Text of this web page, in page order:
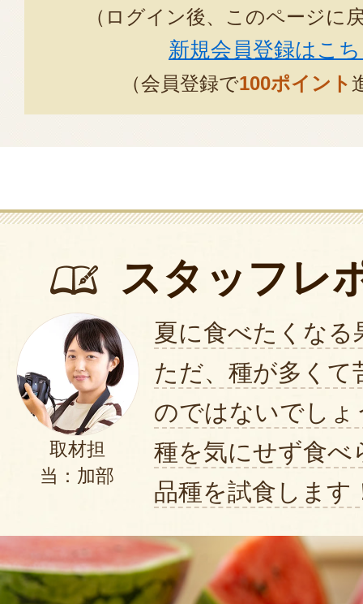
（ログイン後、このページに
新規会員登録はこ
（会員登録で100ポイント
スタッフレ
取材担
当：加部
夏に食べたくなる
ただ、種が多くて
のではないでしょ
種を気にせず食べ
品種を試食します